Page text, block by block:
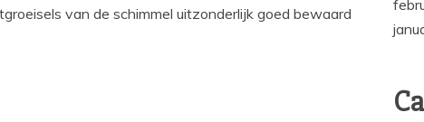
van de schimmel uitzonderlijk goed bewaard